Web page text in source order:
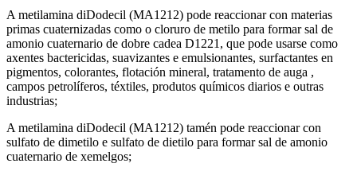
A metilamina diDodecil (MA1212) pode reaccionar con materias
primas cuaternizadas como o cloruro de metilo para formar sal de
amonio cuaternario de dobre cadea D1221, que pode usarse como
axentes bactericidas, suavizantes e emulsionantes, surfactantes en
pigmentos, colorantes, flotación mineral, tratamento de auga ,
campos petrolíferos, téxtiles, produtos químicos diarios e outras
industrias;
A metilamina diDodecil (MA1212) tamén pode reaccionar con
sulfato de dimetilo e sulfato de dietilo para formar sal de amonio
cuaternario de xemelgos;